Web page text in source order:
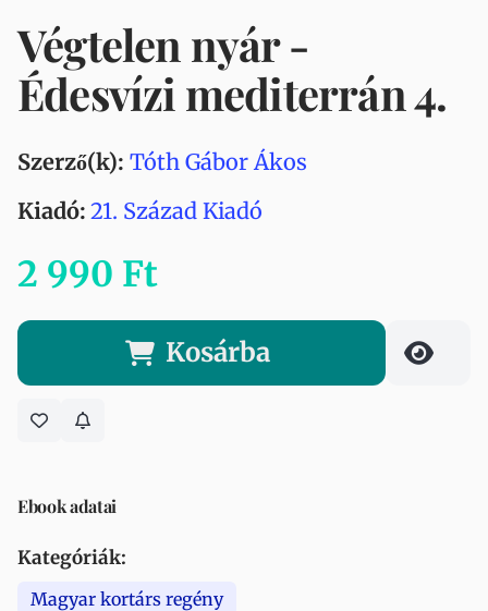
Végtelen nyár -
Édesvízi mediterrán 4.
Szerző(k): Tóth Gábor Ákos
Kiadó: 21. Század Kiadó
2 990 Ft
Kosárba
Ebook adatai
Kategóriák:
Magyar kortárs regény